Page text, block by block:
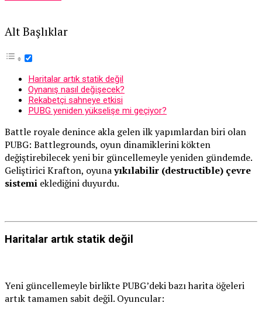
Alt Başlıklar
Haritalar artık statik değil
Oynanış nasıl değişecek?
Rekabetçi sahneye etkisi
PUBG yeniden yükselişe mi geçiyor?
Battle royale denince akla gelen ilk yapımlardan biri olan
PUBG: Battlegrounds, oyun dinamiklerini kökten
değiştirebilecek yeni bir güncellemeyle yeniden gündemde.
GeliştiriciKrafton, oyunayıkılabilir (destructible) çevre
sistemi eklediğini duyurdu.
Haritalar artık statik değil
Yeni güncellemeyle birlikte PUBG’deki bazı harita öğeleri
artık tamamen sabit değil. Oyuncular: